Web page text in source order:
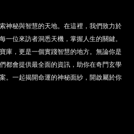
神秘與智慧的天地。在這裡，我們致力於
一位來訪者洞悉天機，掌握人生的關鍵。
庫，更是一個實踐智慧的地方。無論你是
都會提供最全面的資訊，助你在奇門玄學
。一起揭開命運的神秘面紗，開啟屬於你